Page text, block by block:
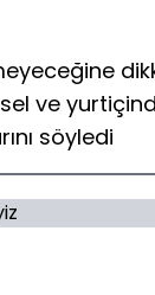
ve
söyledi